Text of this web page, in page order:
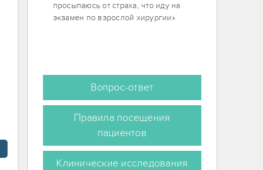
просыпаюсь от страха, что иду на
экзамен по взрослой хирургии»
Вопрос-ответ
Правила посещения
пациентов
Клинические исследования